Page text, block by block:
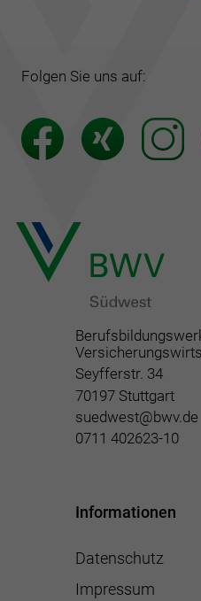
Folgen Sie uns auf:
Seyfferstr. 34
70197 Stuttgart
suedwest@bwv.de
0711 402623-10
Informationen
Datenschutz
Impressum